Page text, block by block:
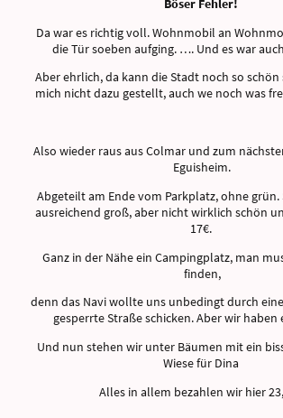
Böser Fehler!
Da war es richtig voll. Wohnmobil an
die Tür soeben aufging. …. Und es war
Aber ehrlich, da kann die Stadt noch so schön
mich nicht dazu gestellt, auch we noch was
Also wieder raus aus Colmar und zum
Eguisheim.
Abgeteilt am Ende vom Parkplatz, ohne
ausreichend groß, aber nicht wirklich schön
17€.
Ganz in der Nähe ein Campingplatz, man
finden,
denn das Navi wollte uns unbedingt durch
gesperrte Straße schicken. Aber wir haben
Und nun stehen wir unter Bäumen mit ein
Wiese für Dina
Alles in allem bezahlen wir hier